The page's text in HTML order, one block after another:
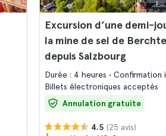
Excursion d’une demi-
la mine de sel de
depuis Salzbourg
Durée : 4 heures
Confirmation
Billets électroniques acceptés
Annulation gratuite
4.5 (25 avis)